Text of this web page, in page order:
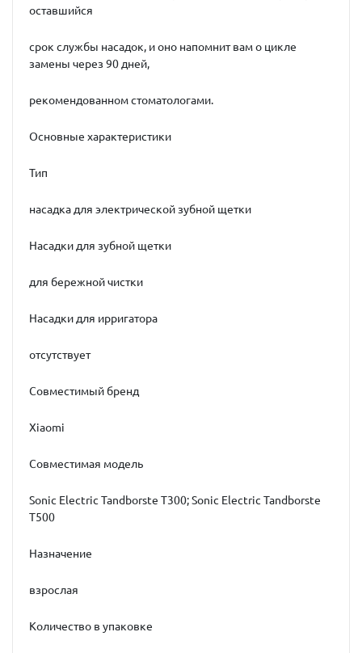
оставшийся
срок службы насадок, и оно напомнит вам о цикле
замены через 90 дней,
рекомендованном стоматологами.
Основные характеристики
Тип
насадка для электрической зубной щетки
Насадки для зубной щетки
для бережной чистки
Насадки для ирригатора
отсутствует
Совместимый бренд
Xiaomi
Совместимая модель
Sonic Electric Tandborste T300; Sonic Electric Tandborste
T500
Назначение
взрослая
Количество в упаковке